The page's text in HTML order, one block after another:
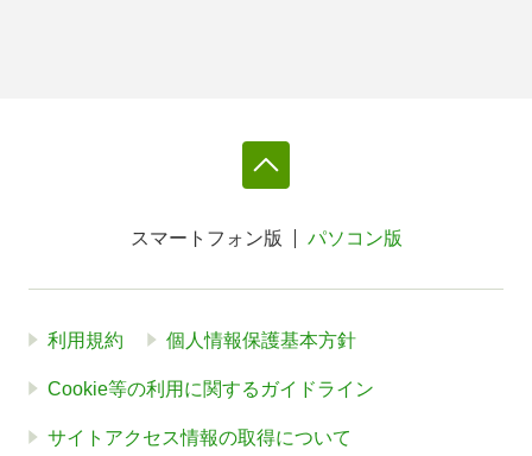
スマートフォン版 パソコン版
利用規約 個人情報保護基本方針
Cookie等の利用に関するガイドライン
サイトアクセス情報の取得について